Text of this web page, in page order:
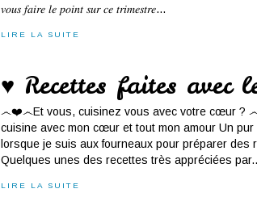
𝑣𝑜𝑢𝑠 𝑓𝑎𝑖𝑟𝑒 𝑙𝑒 𝑝𝑜𝑖𝑛𝑡 𝑠𝑢𝑟 𝑐𝑒 𝑡𝑟𝑖𝑚𝑒𝑠𝑡𝑟𝑒...
LIRE LA SUITE
♥ Recettes faites avec
෴❤️෴Et vous, cuisinez vous avec votre cœur ?
cuisine avec mon cœur et tout mon amour Un pur
lorsque je suis aux fourneaux pour préparer des
Quelques unes des recettes très appréciées
LIRE LA SUITE